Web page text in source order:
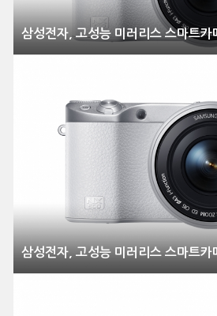
삼성전자, 고성능 미러리스 스마트카
삼성전자, 고성능 미러리스 스마트카